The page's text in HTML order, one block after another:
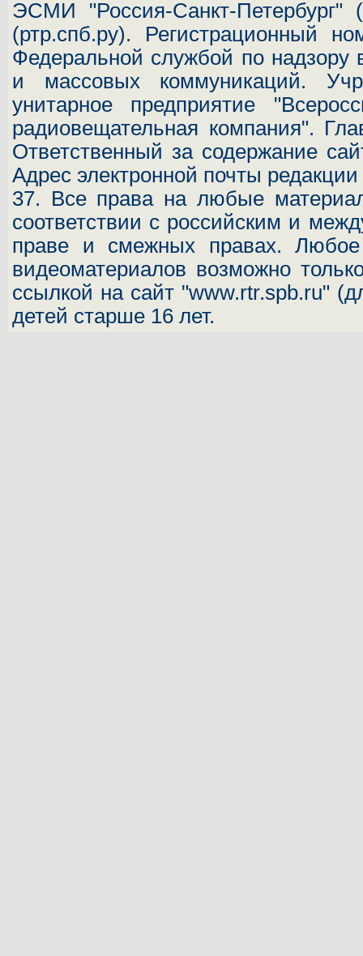
ЭСМИ "Россия-Санкт-Петербург" (
(ртр.спб.ру). Регистрационный
Федеральной службой по
и массовых коммуникаций.
унитарное предприятие
радиовещательная компания".
Ответственный за содержание
Адрес электронной почты
37. Все права на любые
соответствии с российским и
праве и смежных правах. Любое
видеоматериалов возможно
ссылкой на сайт "www.rtr.spb.ru"
детей старше 16 лет.